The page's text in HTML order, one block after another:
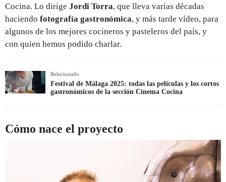
Cocina. Lo dirige Jordi Torra, que lleva varias décadas
haciendo fotografía gastronómica, y más tarde vídeo, para
algunos de los mejores cocineros y pasteleros del país, y
con quien hemos podido charlar.
Relacionado
Festival de Málaga 2025: todas las películas y los cortos
gastronómicos de la sección Cinema Cocina
Cómo nace el proyecto